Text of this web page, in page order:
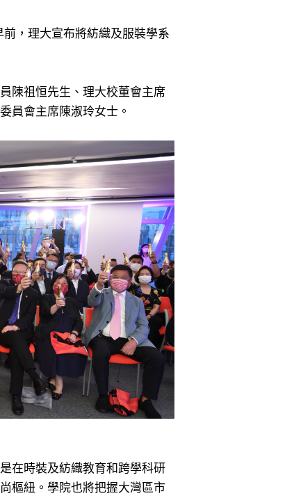
，理大宣布將紡織及服裝學系
陳祖恒先生、理大校董會主席
員會主席陳淑玲女士。
在時裝及紡織教育和跨學科研
樞紐。學院也將把握大灣區市